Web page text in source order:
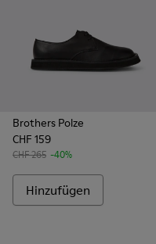
Brothers Polze
CHF 159
CHF 265 -40%
Hinzufügen